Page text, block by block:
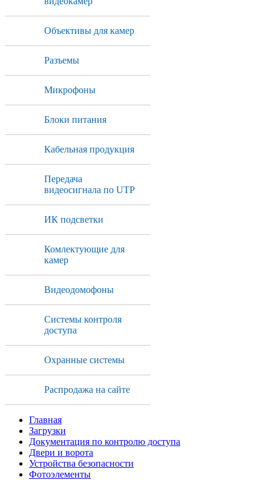
Объективы для камер
Разъемы
Микрофоны
Блоки питания
Кабельная продукция
Передача
видеосигнала по UTP
ИК подсветки
Комлектующие для
камер
Видеодомофоны
Системы контроля
доступа
Охранные системы
Распродажа на сайте
Главная
Загрузки
Документация по контролю доступа
Двери и ворота
Устройства безопасности
Фотоэлементы